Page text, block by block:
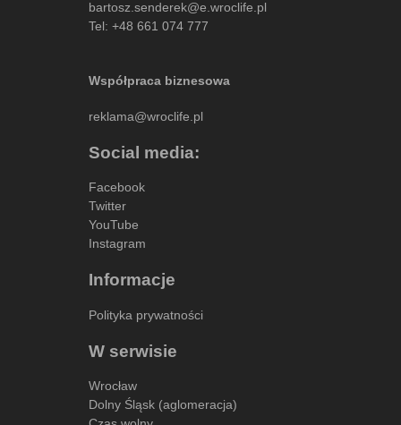
bartosz.senderek@e.wroclife.pl
Tel: +48 661 074 777
Współpraca biznesowa
reklama@wroclife.pl
Social media:
Facebook
Twitter
YouTube
Instagram
Informacje
Polityka prywatności
W serwisie
Wrocław
Dolny Śląsk (aglomeracja)